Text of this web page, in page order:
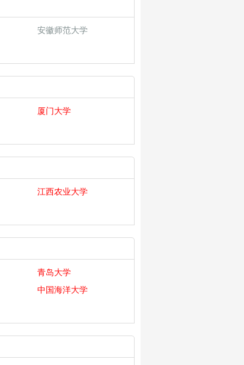
安徽师范大学
厦门大学
江西农业大学
青岛大学
中国海洋大学